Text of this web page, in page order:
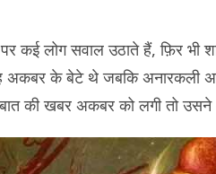
कई लोग सवाल उठाते हैं, फ़िर भी
अकबर के बेटे थे जबकि अनारकली
की खबर अकबर को लगी तो उसने